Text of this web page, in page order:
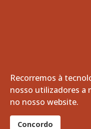
© 2026 Freguesia de
reservados.
Recorremos à
nosso utilizadores a
no nosso website.
Concordo